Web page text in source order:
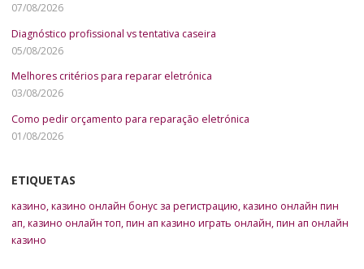
07/08/2026
Diagnóstico profissional vs tentativa caseira
05/08/2026
Melhores critérios para reparar eletrónica
03/08/2026
Como pedir orçamento para reparação eletrónica
01/08/2026
ETIQUETAS
казино,казино онлайн бонус за регистрацию,казино онлайн пин
ап,казино онлайн топ,пин ап казино играть онлайн,пин ап онлайн
казино